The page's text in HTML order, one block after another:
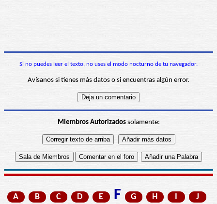
Si no puedes leer el texto, no uses el modo nocturno de tu navegador.
Avísanos si tienes más datos o si encuentras algún error.
Miembros Autorizadossolamente:
A B C D E F G H I
J